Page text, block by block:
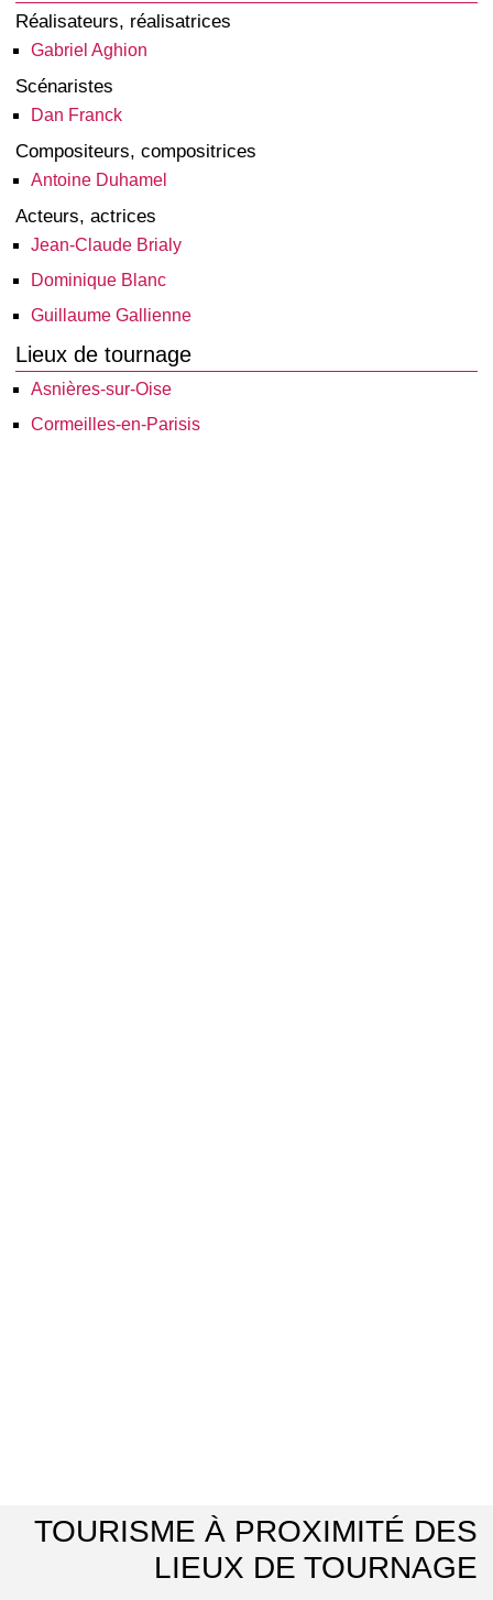
Réalisateurs, réalisatrices
Gabriel Aghion
Scénaristes
Dan Franck
Compositeurs, compositrices
Antoine Duhamel
Acteurs, actrices
Jean-Claude Brialy
Dominique Blanc
Guillaume Gallienne
Lieux de tournage
Asnières-sur-Oise
Cormeilles-en-Parisis
TOURISME À PROXIMITÉ DES
LIEUX DE TOURNAGE